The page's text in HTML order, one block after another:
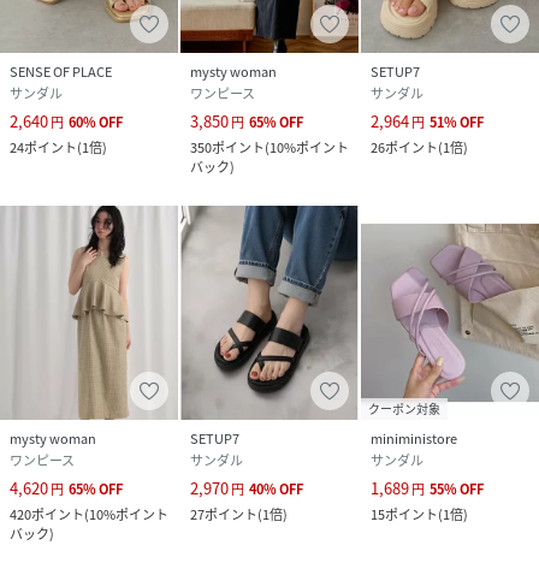
SENSE OF PLACE
サンダル
2,640円 60%OFF
24ポイント(1倍)
mysty woman
ワンピース
3,850円 65%OFF
350ポイント(10%ポイント
バック)
SETUP7
サンダル
2,964円 51%OFF
26ポイント(1倍)
mysty woman
ワンピース
4,620円 65%OFF
420ポイント(10%ポイント
バック)
SETUP7
サンダル
2,970円 40%OFF
27ポイント(1倍)
クーポン対象
miniministore
サンダル
1,689円 55%OFF
15ポイント(1倍)